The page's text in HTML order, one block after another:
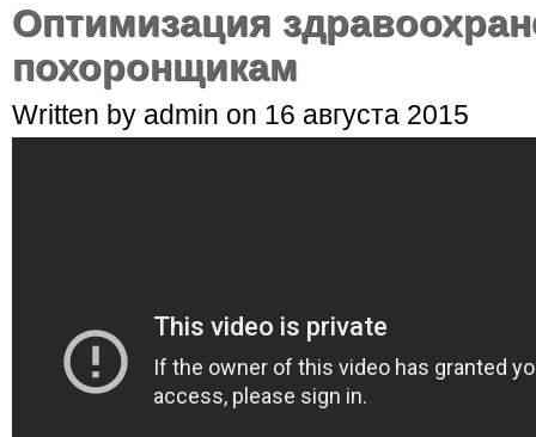
Оптимизация
похоронщикам
Written by admin on 16 августа 2015